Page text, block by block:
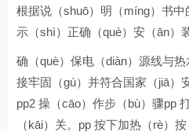
根据说（shuō）明（míng）书
示（shì）正确（què）安（ān）
确（què）保电（diàn）源线与
接牢固（gù）并符合国家（jiā）
pp2 操（cāo）作步（bù）骤pp
（kāi）关。pp 按下加热（rè）